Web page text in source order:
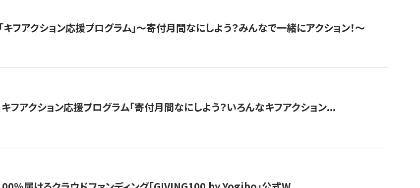
フアクション応援プログラム」〜寄付月間なにしよう？みんなで一緒にアクション！〜
フアクション応援プログラム「寄付月間なにしよう？いろんなキフアクション...